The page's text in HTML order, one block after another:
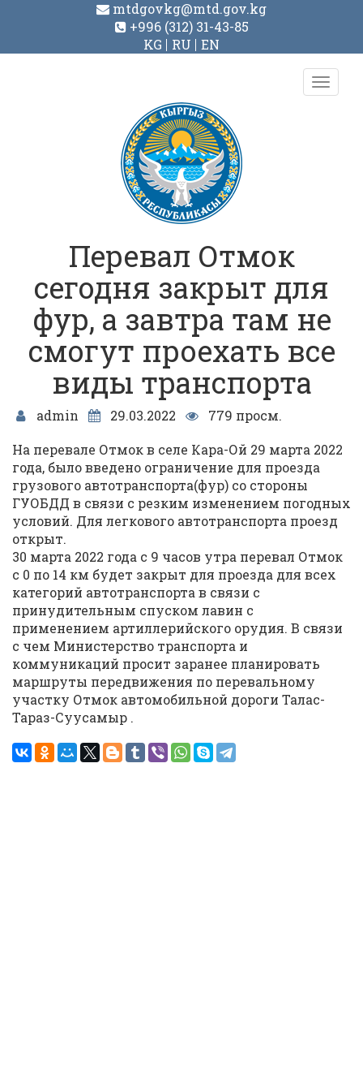
mtdgovkg@mtd.gov.kg
+996 (312) 31-43-85
KG
RU EN
Toggle
Перевал Отмок
сегодня закрыт для
фур, а завтра там не
смогут проехать все
виды транспорта
admin 29.03.2022
779 просм.
На перевале Отмок в селе Кара-Ой 29 марта 2022
года, было введено ограничение для проезда
грузового автотранспорта(фур) со стороны
ГУОБДД в связи с резким изменением погодных
условий. Для легкового автотранспорта проезд
открыт.
30 марта 2022 года с 9 часов утра перевал Отмок
с 0 по 14 км будет закрыт для проезда для всех
категорий автотранспорта в связи с
принудительным спуском лавин с
применением артиллерийского орудия. В связи
с чем Министерство транспорта и
коммуникаций просит заранее планировать
маршруты передвижения по перевальному
участку Отмок автомобильной дороги Талас-
Тараз-Суусамыр .